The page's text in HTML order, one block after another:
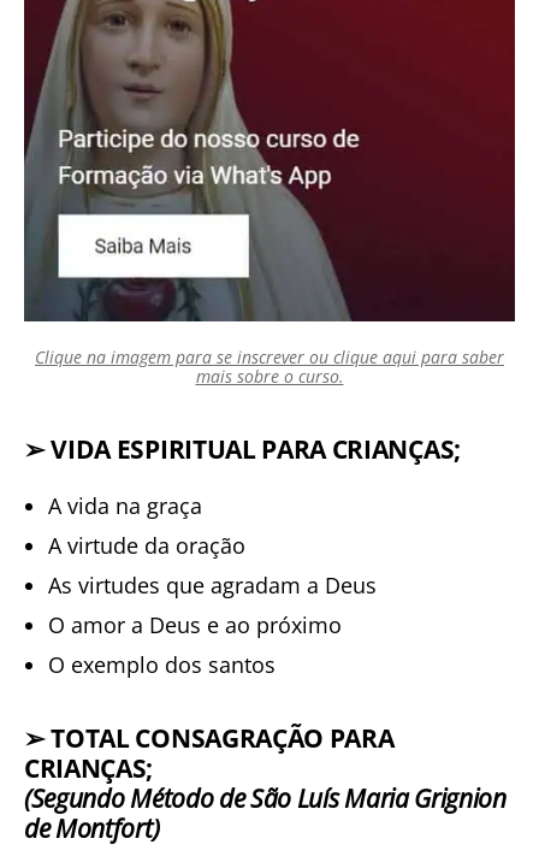
Clique na imagem para se inscrever ou clique aqui para saber
mais sobre o curso.
➢VIDA ESPIRITUAL PARA CRIANÇAS;
A vida na graça
A virtude da oração
As virtudes que agradam a Deus
O amor a Deus e ao próximo
O exemplo dos santos
➢TOTAL CONSAGRAÇÃO PARA
CRIANÇAS;
(Segundo Método de São Luís Maria Grignion
de Montfort)